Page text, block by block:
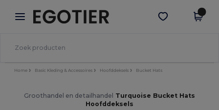
× Egotier-app
Betere prijzen in de app!
Download app
Home Basic Kleding & Accessoires Hoofddeksels Bucket Hats
Groothandel en detailhandel Turquoise Bucket Hats
Hoofddeksels